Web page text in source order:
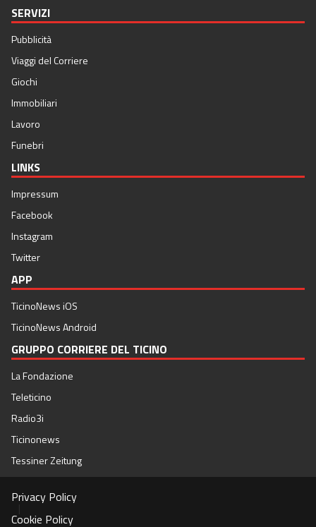
SERVIZI
Pubblicità
Viaggi del Corriere
Giochi
Immobiliari
Lavoro
Funebri
LINKS
Impressum
Facebook
Instagram
Twitter
APP
TicinoNews iOS
TicinoNews Android
GRUPPO CORRIERE DEL TICINO
La Fondazione
Teleticino
Radio3i
Ticinonews
Tessiner Zeitung
Privacy Policy
Cookie Policy